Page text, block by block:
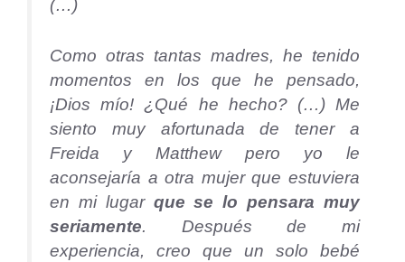
(…)
Como otras tantas madres, he tenido
momentos en los que he pensado,
¡Dios mío! ¿Qué he hecho? (…) Me
siento muy afortunada de tener a
Freida y Matthew pero yo le
aconsejaría a otra mujer que estuviera
en mi lugar que se lo pensara muy
seriamente. Después de mi
experiencia, creo que un solo bebé